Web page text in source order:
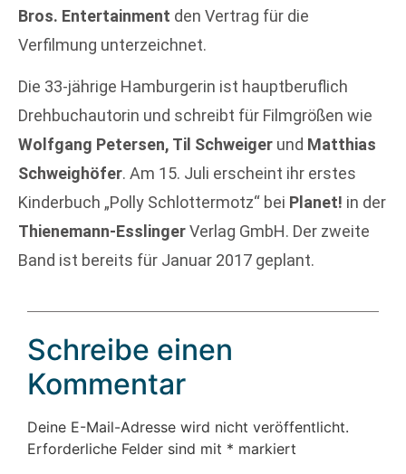
Bros. Entertainment den Vertrag für die
Verfilmung unterzeichnet.
Die 33-jährige Hamburgerin ist hauptberuflich
Drehbuchautorin und schreibt für Filmgrößen wie
Wolfgang Petersen, Til Schweiger und Matthias
Schweighöfer. Am 15. Juli erscheint ihr erstes
Kinderbuch „Polly Schlottermotz“ bei Planet! in der
Thienemann-EsslingerVerlag GmbH. Der zweite
Band ist bereits für Januar 2017 geplant.
Schreibe einen
Kommentar
Deine E-Mail-Adresse wird nicht veröffentlicht.
Erforderliche Felder sind mit * markiert